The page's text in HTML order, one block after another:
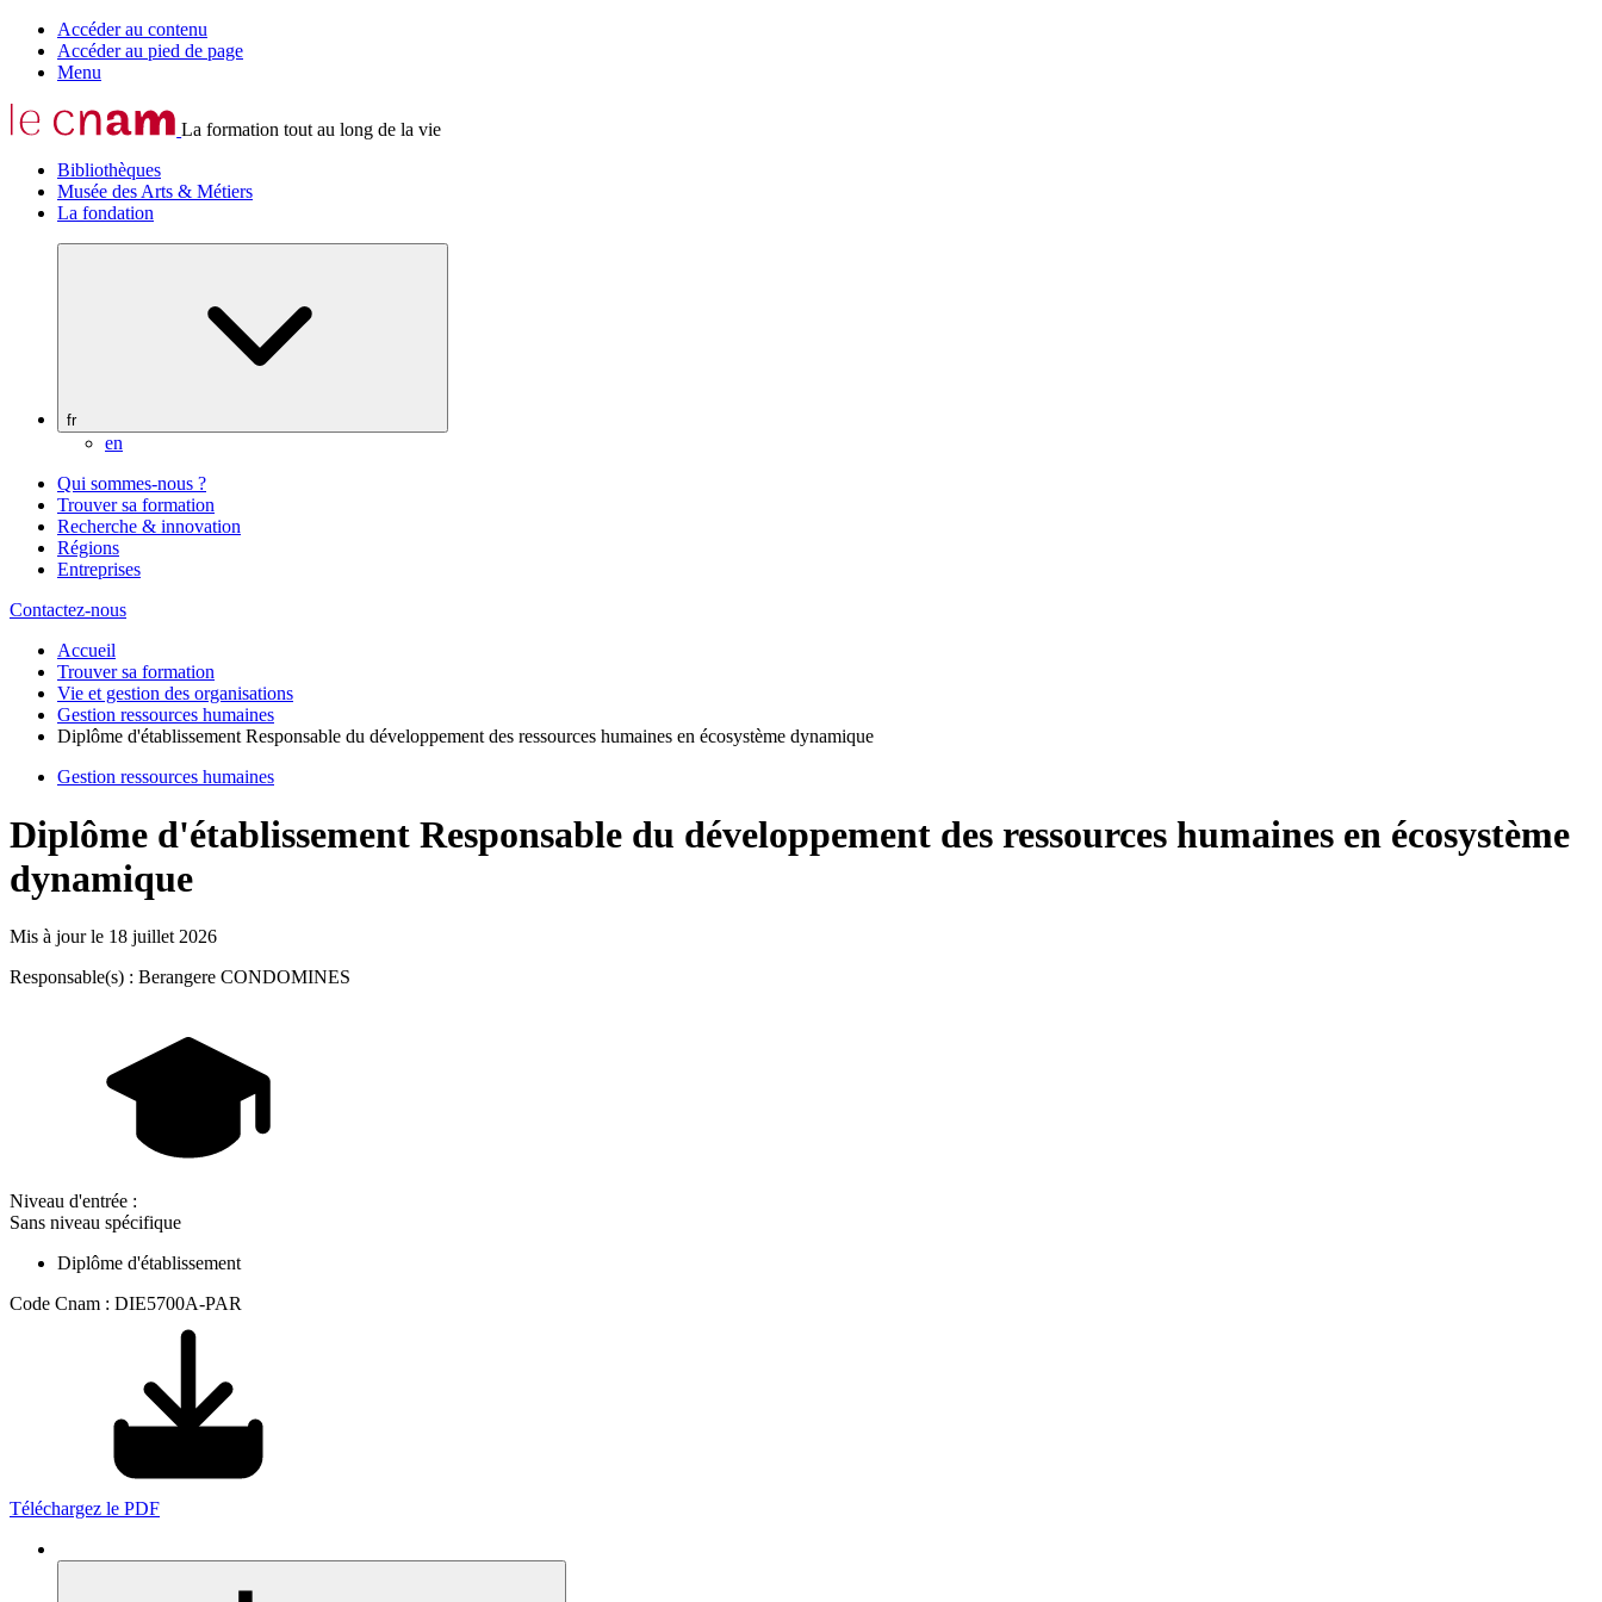
Accéder au contenu
Accéder au pied de page
Menu
La formation tout au long de la vie
Bibliothèques
Musée des Arts & Métiers
La fondation
fr
en
Qui sommes-nous ?
Trouver sa formation
Recherche & innovation
Régions
Entreprises
Contactez-nous
Accueil
Trouver sa formation
Vie et gestion des organisations
Gestion ressources humaines
Diplôme d'établissement Responsable du développement des ressources humaines en écosystème dynamique
Gestion ressources humaines
Diplôme d'établissement Responsable du développement des ressources humaines en écosystème
dynamique
Mis à jour le 18 juillet 2026
Responsable(s) : Berangere CONDOMINES
Niveau d'entrée :
Sans niveau spécifique
Diplôme d'établissement
Code Cnam : DIE5700A-PAR
Téléchargez le PDF